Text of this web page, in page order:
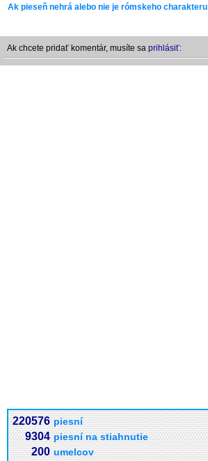
Ak pieseň nehrá alebo nie je rómskeho charakteru
Ak chcete pridať komentár, musíte sa prihlásiť:
220576 piesní
9304 piesní na stiahnutie
200 umelcov